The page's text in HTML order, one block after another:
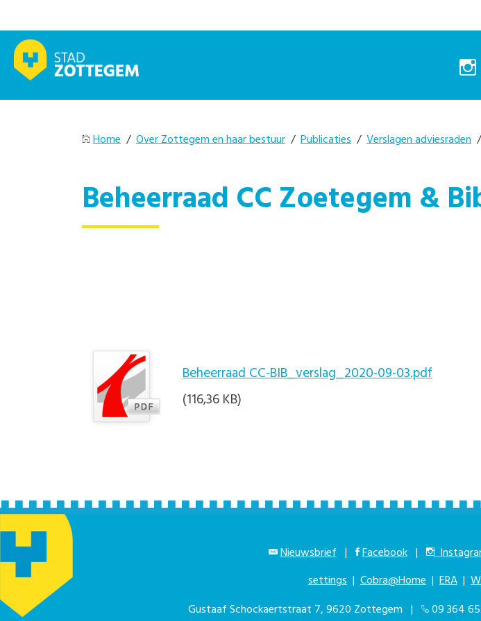
Home / Over Zottegem en haar bestuur / Publicaties / Verslagen adviesraden
Beheerraad CC Zoetegem &
Beheerraad CC-BIB_verslag_2020-09-03.pdf
(116,36 KB)
Nieuwsbrief | Facebook |
settings | Cobra@Home | ERA |
Gustaaf Schockaertstraat 7, 9620 Zottegem |
09 364